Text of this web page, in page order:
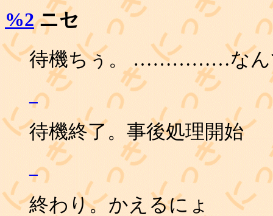
%2ニセ
待機ちぅ。 ……………なん
_
待機終了。事後処理開始
_
終わり。かえるにょ